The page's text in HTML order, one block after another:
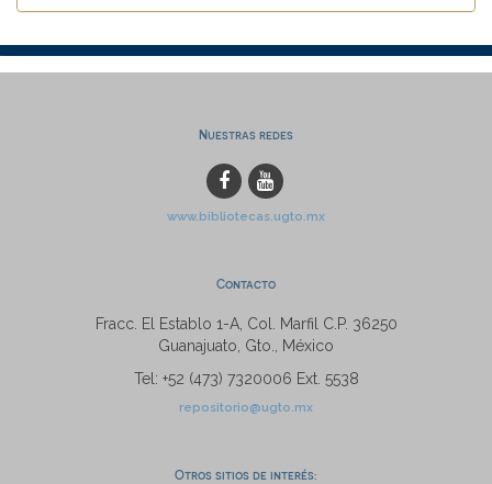
Nuestras redes
www.bibliotecas.ugto.mx
Contacto
Fracc. El Establo 1-A, Col. Marfil C.P. 36250
Guanajuato, Gto., México
Tel: +52 (473) 7320006 Ext. 5538
repositorio@ugto.mx
Otros sitios de interés: